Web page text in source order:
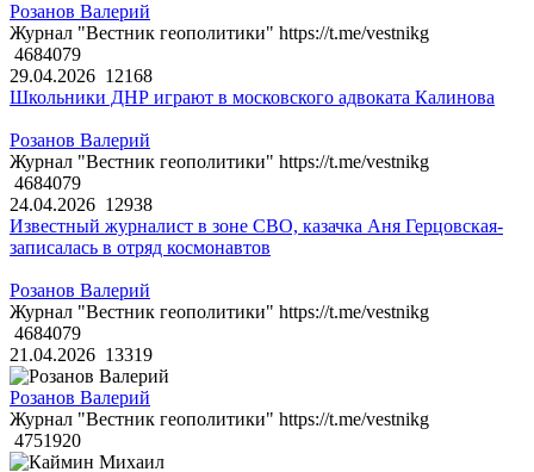
Розанов Валерий
Журнал "Вестник геополитики" https://t.me/vestnikg
4684079
29.04.2026 12168
Школьники ДНР играют в московского адвоката Калинова
Розанов Валерий
Журнал "Вестник геополитики" https://t.me/vestnikg
4684079
24.04.2026 12938
Известный журналист в зоне СВО, казачка Аня Герцовская-
записалась в отряд космонавтов
Розанов Валерий
Журнал "Вестник геополитики" https://t.me/vestnikg
4684079
21.04.2026 13319
Розанов Валерий
Журнал "Вестник геополитики" https://t.me/vestnikg
4751920